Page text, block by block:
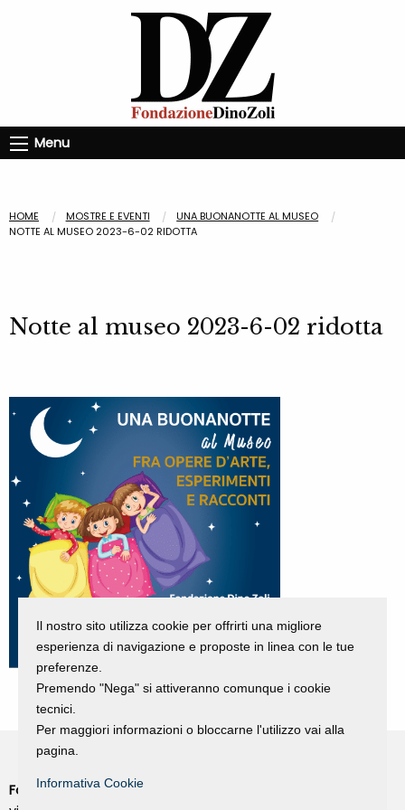
Menu
HOME MOSTRE E EVENTI
UNA BUONANOTTE AL MUSEO
NOTTE AL MUSEO 2023-6-02 RIDOTTA
Notte al museo 2023-6-02 ridotta
Fondazione Dino Zoli
Il nostro sito utilizza cookie per offrirti una migliore
esperienza di navigazione e proposte in linea con le tue
preferenze.
Premendo "Nega" si attiveranno comunque i cookie
tecnici.
Per maggiori informazioni o bloccarne l'utilizzo vai alla
pagina.
Informativa Cookie